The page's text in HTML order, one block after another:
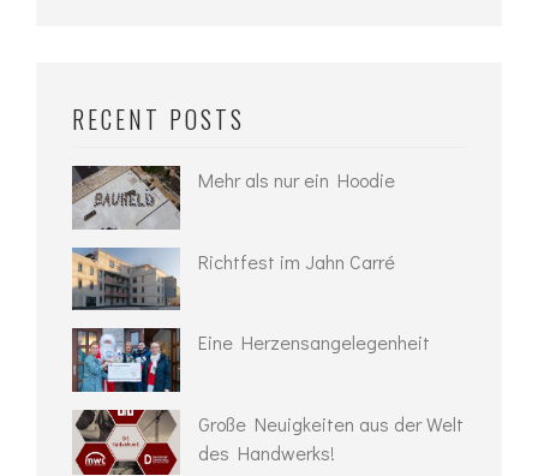
RECENT POSTS
Mehr als nur ein Hoodie
Richtfest im Jahn Carré
Eine Herzensangelegenheit
Große Neuigkeiten aus der Welt
des Handwerks!